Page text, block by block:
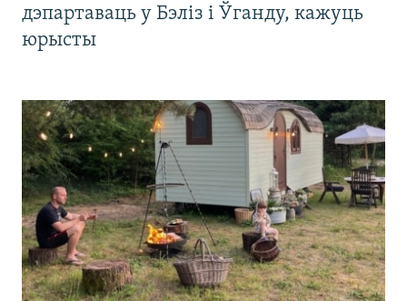
дэпартаваць у Бэліз і Ўганду, кажуць
юрысты